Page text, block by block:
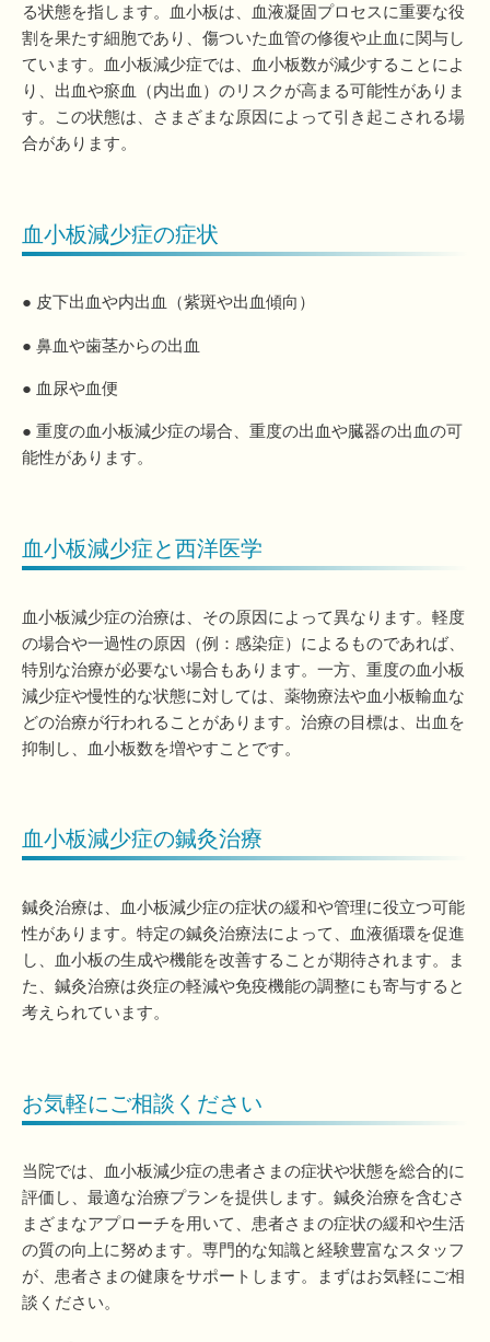
る状態を指します。血小板は、血液凝固プロセスに重要な役
割を果たす細胞であり、傷ついた血管の修復や止血に関与し
ています。血小板減少症では、血小板数が減少することによ
り、出血や瘀血（内出血）のリスクが高まる可能性がありま
す。この状態は、さまざまな原因によって引き起こされる場
合があります。
血小板減少症の症状
● 皮下出血や内出血（紫斑や出血傾向）
● 鼻血や歯茎からの出血
● 血尿や血便
● 重度の血小板減少症の場合、重度の出血や臓器の出血の可
能性があります。
血小板減少症と西洋医学
血小板減少症の治療は、その原因によって異なります。軽度
の場合や一過性の原因（例：感染症）によるものであれば、
特別な治療が必要ない場合もあります。一方、重度の血小板
減少症や慢性的な状態に対しては、薬物療法や血小板輸血な
どの治療が行われることがあります。治療の目標は、出血を
抑制し、血小板数を増やすことです。
血小板減少症の鍼灸治療
鍼灸治療は、血小板減少症の症状の緩和や管理に役立つ可能
性があります。特定の鍼灸治療法によって、血液循環を促進
し、血小板の生成や機能を改善することが期待されます。ま
た、鍼灸治療は炎症の軽減や免疫機能の調整にも寄与すると
考えられています。
お気軽にご相談ください
当院では、血小板減少症の患者さまの症状や状態を総合的に
評価し、最適な治療プランを提供します。鍼灸治療を含むさ
まざまなアプローチを用いて、患者さまの症状の緩和や生活
の質の向上に努めます。専門的な知識と経験豊富なスタッフ
が、患者さまの健康をサポートします。まずはお気軽にご相
談ください。